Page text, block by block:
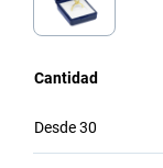
Cantidad
Desde30